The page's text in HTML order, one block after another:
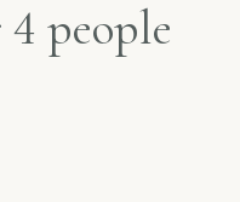
people